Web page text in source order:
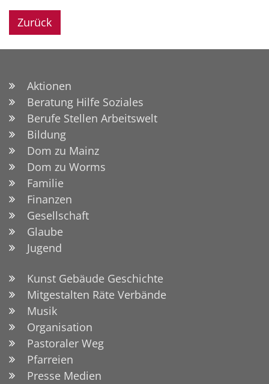
Zurück
Aktionen
Beratung Hilfe Soziales
Berufe Stellen Arbeitswelt
Bildung
Dom zu Mainz
Dom zu Worms
Familie
Finanzen
Gesellschaft
Glaube
Jugend
Kunst Gebäude Geschichte
Mitgestalten Räte Verbände
Musik
Organisation
Pastoraler Weg
Pfarreien
Presse Medien